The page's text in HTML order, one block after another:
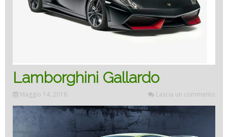
Lamborghini Gallardo
Maggio 14, 2016 Lascia un commento